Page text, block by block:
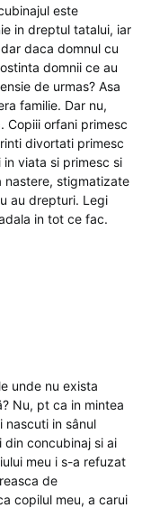
este
in dreptul tatalui, iar
daca domnul cu
domnii ce au
de urmas? Asa
familie. Dar nu,
Copiii orfani primesc
divortati primesc
in viata si primesc si
nastere, stigmatizate
au drepturi. Legi
in tot ce fac.
unde nu exista
Nu, pt ca in mintea
nascuti in sânul
din concubinaj si ai
meu i s-a refuzat
de
copilul meu, a carui